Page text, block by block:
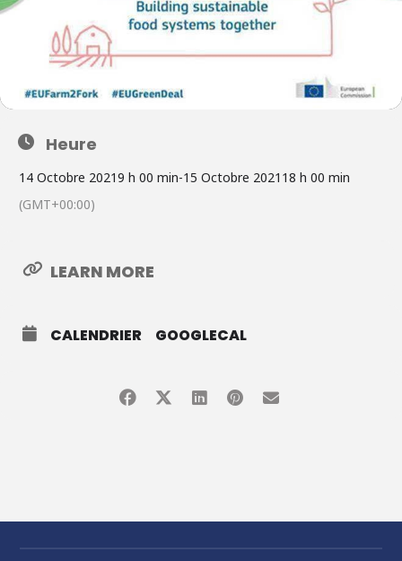
Heure
14 Octobre 20219 h 00 min-15 Octobre 2021 18 h 00 min
(GMT+00:00)
LEARN MORE
CALENDRIER GOOGLECAL